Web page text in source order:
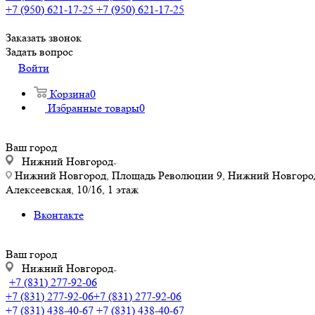
+7 (950) 621-17-25 +7 (950) 621-17-25
Заказать звонок
Задать вопрос
Войти
Корзина0
Избранные товары0
Ваш город
Нижний Новгород
Нижний Новгород, Площадь Революции 9, Нижний
Алексеевская, 10/16, 1 этаж
Вконтакте
Ваш город
Нижний Новгород
+7 (831) 277-92-06
+7 (831) 277-92-06+7 (831) 277-92-06
+7 (831) 438-40-67 +7 (831) 438-40-67